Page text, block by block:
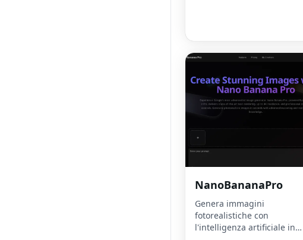
NanoBananaPro
Genera immagini
fotorealistiche con
l'intelligenza artificiale in